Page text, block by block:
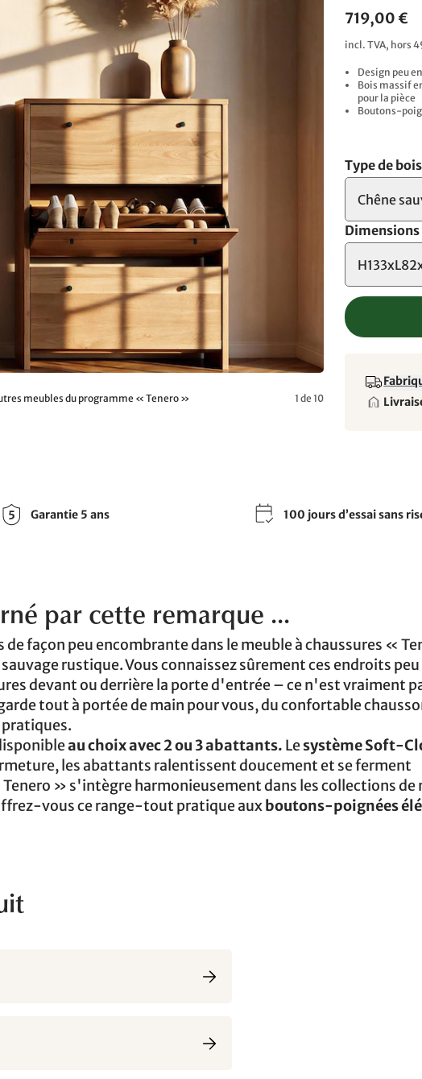
meubles du programme « Tenero » 1 de 10
719,00 €
incl. TVA, hors
Design peu
Bois massif
pour la pièce
Boutons-
Type de bois
Chêne
Dimensions
Garantie 5 ans 100 jours d’essai sans
par cette remarque ...
façon peu encombrante dans le meuble à chaussures «
rustique. Vous connaissez sûrement ces endroits peu
devant ou derrière la porte d'entrée – ce n'est vraiment
tout à portée de main pour vous, du confortable
au choix avec 2 ou 3 abattants. Lesystème Soft-
les abattants ralentissent doucement et se ferment
» s'intègre harmonieusement dans les collections de
vous ce range-tout pratique auxboutons-poignées